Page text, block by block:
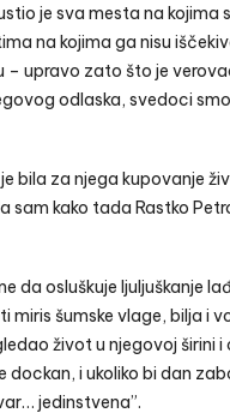
je sva mesta na kojima
na kojima ga nisu
upravo zato što je
odlaska, svedoci
bila za njega kupovanje
kako tada Rastko
da osluškuje ljuljuškanje
šumske vlage, bilja i
život u njegovoj širini
dockan, i ukoliko bi dan
jedinstvena”.